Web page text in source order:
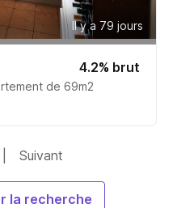
Il y a 79 jours
4.2% brut
de 69m2
Suivant
la recherche